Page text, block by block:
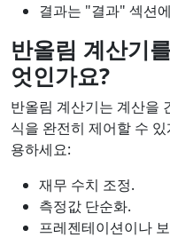
결과는 "결과" 섹션
반올림 계산기
엇인가요?
반올림 계산기는 계산을
식을 완전히 제어할 수
용하세요:
재무 수치 조정.
측정값 단순화.
프레젠테이션이나